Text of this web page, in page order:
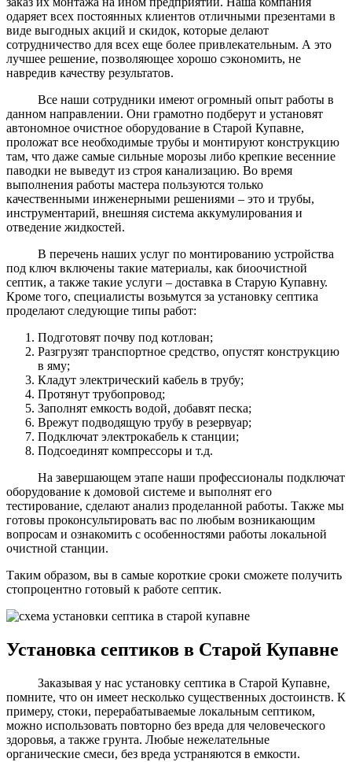
одаряет всех постоянных клиентов отличными презентами в
виде выгодных акций и скидок, которые делают
сотрудничество для всех еще более привлекательным. А это
лучшее решение, позволяющее хорошо сэкономить, не
навредив качеству результатов.
Все наши сотрудники имеют огромный опыт работы в
данном направлении. Они грамотно подберут и установят
автономное очистное оборудование в Старой Купавне,
проложат все необходимые трубы и монтируют конструкцию
там, что даже самые сильные морозы либо крепкие весенние
паводки не выведут из строя канализацию. Во время
выполнения работы мастера пользуются только
качественными инженерными решениями – это и трубы,
инструментарий, внешняя система аккумулирования и
отведение жидкостей.
В перечень наших услуг по монтированию устройства
под ключ включены такие материалы, как биоочистной
септик, а также такие услуги – доставка в Старую Купавну.
Кроме того, специалисты возьмутся за установку септика
проделают следующие типы работ:
Подготовят почву под котлован;
Разгрузят транспортное средство, опустят конструкцию
в яму;
Кладут электрический кабель в трубу;
Протянут трубопровод;
Заполнят емкость водой, добавят песка;
Врежут подводящую трубу в резервуар;
Подключат электрокабель к станции;
Подсоединят компрессоры и т.д.
На завершающем этапе наши профессионалы подключат
оборудование к домовой системе и выполнят его
тестирование, сделают анализ проделанной работы. Также мы
готовы проконсультировать вас по любым возникающим
вопросам и ознакомить с особенностями работы локальной
очистной станции.
Таким образом, вы в самые короткие сроки сможете получить
стопроцентно готовый к работе септик.
Установка септиков в Старой Купавне
Заказывая у нас установку септика в Старой Купавне,
помните, что он имеет несколько существенных достоинств. К
примеру, стоки, перерабатываемые локальным септиком,
можно использовать повторно без вреда для человеческого
здоровья, а также грунта. Любые нежелательные
органические смеси, без вреда устраняются в емкости.